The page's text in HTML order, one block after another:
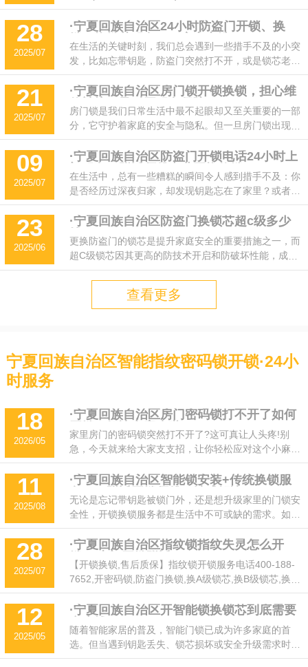
锁芯更换,智能锁安装,电子锁升级,守护您的门锁安全!
28
2025/07
·宁夏回族自治区24小时防盗门开锁、换
锁、换锁芯服务——安心之选！
在生活的关键时刻，我们总会遇到一些措手不及的小突
发，比如忘带钥匙，防盗门突然打不开，或是锁芯老化
需要更换。这些情况不仅让人感到焦虑，也可能隐藏着
安全隐患。如果此时能有专业可靠的开锁服务上门，所
有问题都能迎刃而解。今天，我们就来为您解锁一个安
心之选：24小时防盗门开锁、换锁、换锁芯服务。
21
2025/07
·宁夏回族自治区房门锁开锁换锁，担心维
修被坑？及时开服务保障！
房门锁是我们日常生活中最不起眼却又至关重要的一部
分，它守护着家庭的安全与隐私。但一旦房门锁出现问
题，比如钥匙丢失、房门被反锁、锁芯老化甚至被不法
分子破坏，该怎么办?很多人第一反应是找开锁师傅，
但与此同时又会担心维修换锁过程中被“宰”、被“坑”。
面对这种情况，我们究竟该如何做到既快速解决问题，
又保护自己的权益呢?
09
2025/07
·宁夏回族自治区防盗门开锁电话24小时上
门服务！附近师傅专业开换修锁
在生活中，总有一些糟糕的瞬间令人感到措手不及：你
是否经历过深夜归家，却发现钥匙忘在了家里？或者在
赶时间的早晨，因门锁突然失灵而手足无措？别担心，
我们的24小时专业开锁、换锁、修锁服务电话400-
188-7652，随时随地为您解难！
23
2025/06
·宁夏回族自治区防盗门换锁芯超c级多少
钱？
更换防盗门的锁芯是提升家庭安全的重要措施之一，而
超C级锁芯因其更高的防技术开启和防破坏性能，成为
许多家庭的首选。那么，更换超C级锁芯大概需要多少
查看更多
宁夏回族自治区智能指纹密码锁开锁·24小
时服务
18
2026/05
·宁夏回族自治区房门密码锁打不开了如何
开锁？解决方案来啦！
家里房门的密码锁突然打不开了?这可真让人头疼!别
急，今天就来给大家支支招，让你轻松应对这个小麻
烦，恢复正常!快来看看这些小妙招吧～密码锁要是彻
底失灵了，千万别自己瞎琢磨，万一越修越坏可就麻烦
了。直接联系专业的开锁师傅，他们经验丰富，能迅速
定位问题，修锁芯或者开锁都是分分钟的事儿。
11
2025/08
·宁夏回族自治区智能锁安装+传统换锁服
务——附近开锁师傅一站式解决
无论是忘记带钥匙被锁门外，还是想升级家里的门锁安
全性，开锁换锁服务都是生活中不可或缺的需求。如
今，随着智能锁的普及，越来越多的家庭选择安装智能
门锁，但传统的机械锁仍然广泛使用。那么，如何快速
找到附近的专业开锁师傅，既能提供传统换锁服务，又
能安装智能锁呢?本文及时开公司将为您详细介绍一站
式解决方案。
28
2025/07
·宁夏回族自治区指纹锁指纹失灵怎么开
锁? [上门开锁附近]
【开锁换锁,售后质保】指纹锁开锁服务电话400-188-
7652,开密码锁,防盗门换锁,换A级锁芯,换B级锁芯,换C
级锁芯,换指纹锁,锁芯锁体更换,正规开锁修锁公司,价格
透明,24小时上门开锁,随叫随到!
12
2025/05
·宁夏回族自治区开智能锁换锁芯到底需要
多少钱？
随着智能家居的普及，智能门锁已成为许多家庭的首
选。但当遇到钥匙丢失、锁芯损坏或安全升级需求时，
更换智能锁锁芯成为必要操作。那么，开智能锁换锁芯